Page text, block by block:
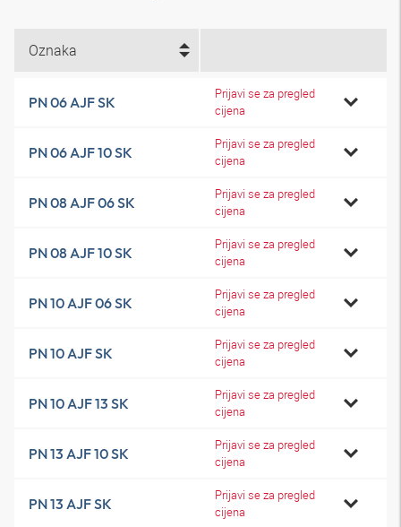
Oznaka
PN 06 AJF SK
Prijavi se za pregled
cijena
PN 06 AJF 10 SK
Prijavi se za pregled
cijena
PN 08 AJF 06 SK
Prijavi se za pregled
cijena
PN 08 AJF 10 SK
Prijavi se za pregled
cijena
PN 10 AJF 06 SK
Prijavi se za pregled
cijena
PN 10 AJF SK
Prijavi se za pregled
cijena
PN 10 AJF 13 SK
Prijavi se za pregled
cijena
PN 13 AJF 10 SK
Prijavi se za pregled
cijena
PN 13 AJF SK
Prijavi se za pregled
cijena